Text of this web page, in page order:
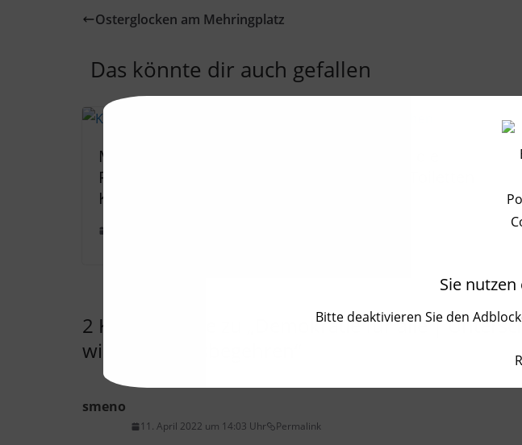
Osterglocken am Mehringplatz
Das könnte dir auch gefallen
März-Events in
Friedrichshain-
Kreuzberg
2 Kommentare zu „
Demokratie für alle |
wichtige Volksbegehren
smeno
11. April 2022 um 14:03 Uhr Permalink
Sie
Bitte deaktivieren Sie den